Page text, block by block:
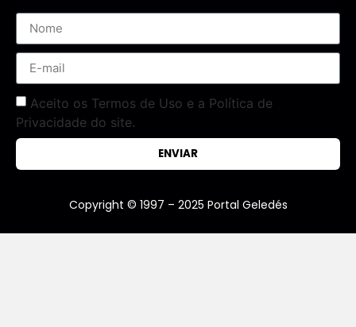
Aceito os Termos de Uso e a Política de
Privacidade do site.
ENVIAR
Copyright © 1997 – 2025 Portal Geledés